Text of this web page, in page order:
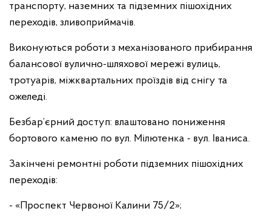
транспорту, наземних та підземних пішохідних
переходів, зливоприймачів.
Виконуються роботи з механізованого прибирання
балансової вулично-шляхової мережі вулиць,
тротуарів, міжквартальних проїздів від снігу та
ожеледі.
Безбар’єрний доступ: влаштовано пониження
бортового каменю по вул. Мілютенка - вул. Іваниса.
Закінчені ремонтні роботи підземних пішохідних
переходів:
- «Проспект Червоної Калини 75/2»;